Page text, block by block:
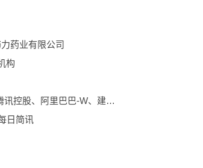
药业有限公司
构
6月9日港股通100ETF易方达基金份额减少200万份，重仓股腾讯控股、阿里巴巴-W、建设银行
日简讯